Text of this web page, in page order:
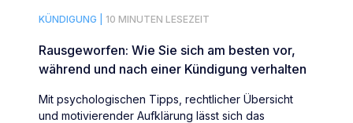
KÜNDIGUNG | 10 MINUTEN LESEZEIT
Rausgeworfen: Wie Sie sich am besten vor,
während und nach einer Kündigung verhalten
Mit psychologischen Tipps, rechtlicher Übersicht
und motivierender Aufklärung lässt sich das